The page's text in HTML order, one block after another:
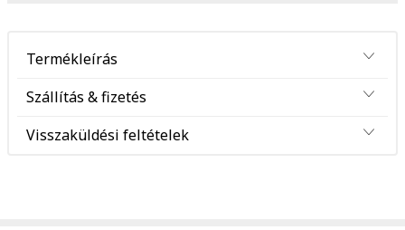
Termékleírás
Szállítás & fizetés
Visszaküldési feltételek